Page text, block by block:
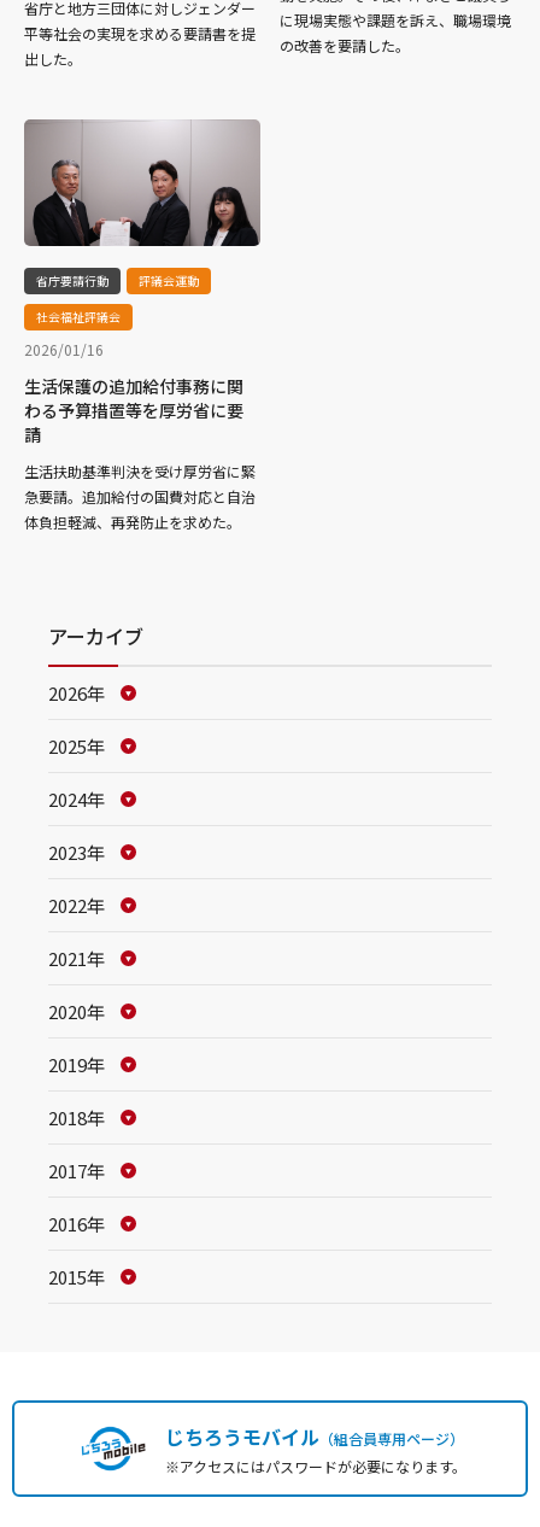
省庁と地方三団体に対しジェンダー
平等社会の実現を求める要請書を提
出した。
に現場実態や課題を訴え、職場環境
の改善を要請した。
省庁要請行動 評議会運動
社会福祉評議会
2026/01/16
生活保護の追加給付事務に関
わる予算措置等を厚労省に要
請
生活扶助基準判決を受け厚労省に緊
急要請。追加給付の国費対応と自治
体負担軽減、再発防止を求めた。
アーカイブ
2026年
2025年
2024年
2023年
2022年
2021年
2020年
2019年
2018年
2017年
2016年
2015年
じちろうモバイル（組合員専用ページ）
※アクセスにはパスワードが必要になります。